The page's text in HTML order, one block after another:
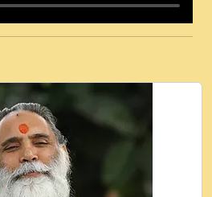
र मह वदवन पहच दय! मह जन
- New Bhajan 2020
मैं बड़ी मस्ती में हूँ । 2018 -
Ji Rasik.mp3
मड उतत सर रख क, नल रव त